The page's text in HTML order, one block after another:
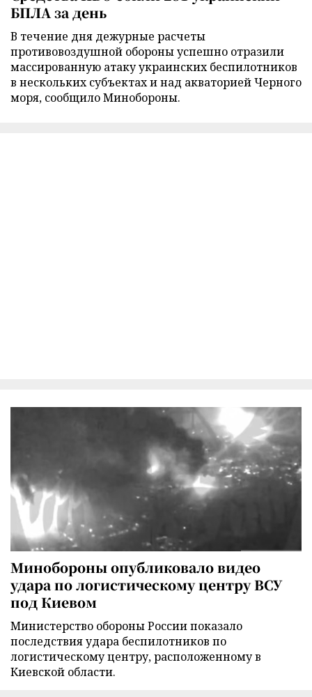
БПЛА за день
В течение дня дежурные расчеты
противовоздушной обороны успешно отразили
массированную атаку украинских беспилотников
в нескольких субъектах и над акваторией Черного
моря, сообщило Минобороны.
Минобороны опубликовало видео
удара по логистическому центру ВСУ
под Киевом
Министерство обороны России показало
последствия удара беспилотников по
логистическому центру, расположенному в
Киевской области.